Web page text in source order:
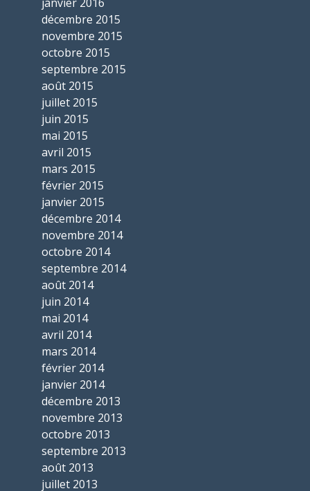
décembre 2015
novembre 2015
octobre 2015
septembre 2015
août 2015
juillet 2015
juin 2015
mai 2015
avril 2015
mars 2015
février 2015
janvier 2015
décembre 2014
novembre 2014
octobre 2014
septembre 2014
août 2014
juin 2014
mai 2014
avril 2014
mars 2014
février 2014
janvier 2014
décembre 2013
novembre 2013
octobre 2013
septembre 2013
août 2013
juillet 2013